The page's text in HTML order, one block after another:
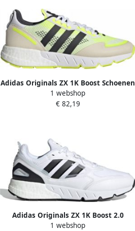
Adidas Originals ZX 1K Boost Schoenen
Cloud White Carbon Wonder White
Dames
1 webshop
€ 82,19
Adidas Originals ZX 1K Boost 2.0
Sneakers Schoenen Wit GZ3549
1 webshop